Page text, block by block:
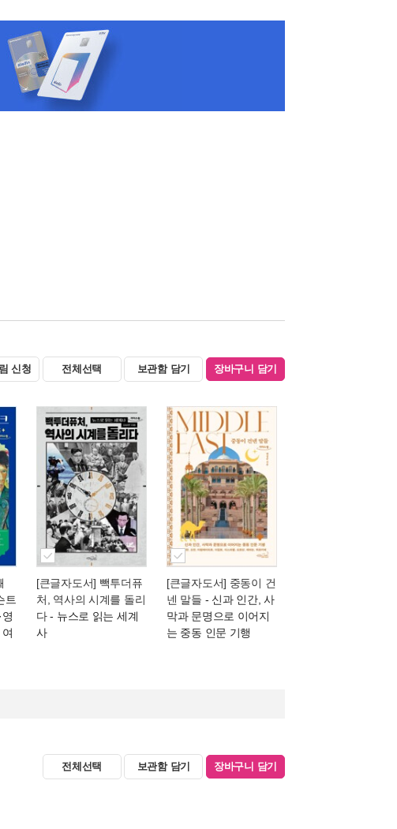
신청 전체선택 보관함 담기 장바구니 담기
트
[큰글자도서] 빽투더퓨
처, 역사의 시계를 돌리
다- 뉴스로 읽는 세계
사
[큰글자도서] 중동이 건
넨 말들 - 신과 인간, 사
막과 문명으로 이어지
는 중동 인문 기행
전체선택 보관함 담기 장바구니 담기